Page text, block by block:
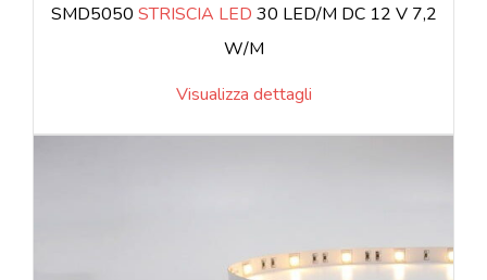
SMD5050 STRISCIA LED 30 LED/M DC 12 V 7,2
W/M
Visualizza dettagli